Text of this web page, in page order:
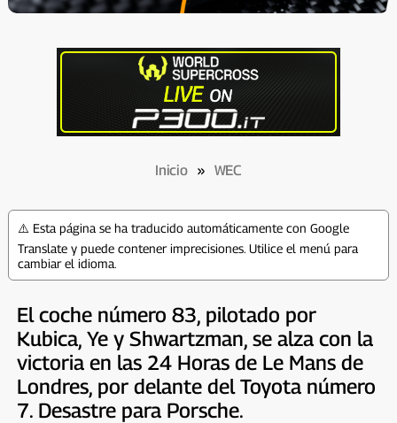
Inicio» WEC
⚠️ Esta página se ha traducido automáticamente con Google
Translate y puede contener imprecisiones. Utilice el menú para
cambiar el idioma.
El coche número 83, pilotado por
Kubica, Ye y Shwartzman, se alza con la
victoria en las 24 Horas de Le Mans de
Londres, por delante del Toyota número
7. Desastre para Porsche.